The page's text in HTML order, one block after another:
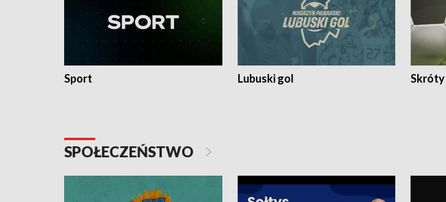
Sport Lubuski gol Skróty
SPOŁECZEŃSTWO